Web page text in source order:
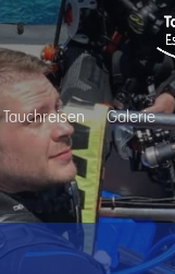
Tauchreisen Galerie